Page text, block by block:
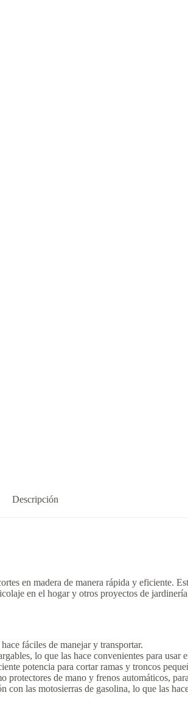
Descripción
en madera de manera rápida y eficiente.
en el hogar y otros proyectos de
fáciles de manejar y transportar.
lo que las hace convenientes para
potencia para cortar ramas y troncos
protectores de mano y frenos automáticos,
las motosierras de gasolina, lo que las